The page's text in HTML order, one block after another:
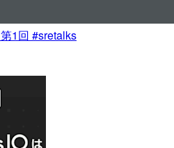
1回 #sretalks